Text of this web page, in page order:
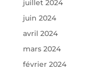
juillet 2024
juin 2024
avril 2024
mars 2024
février 2024